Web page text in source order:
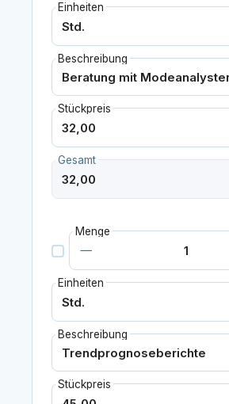
Einheiten
Beschreibung
Stückpreis
Gesamt
Menge
Einheiten
Beschreibung
Stückpreis